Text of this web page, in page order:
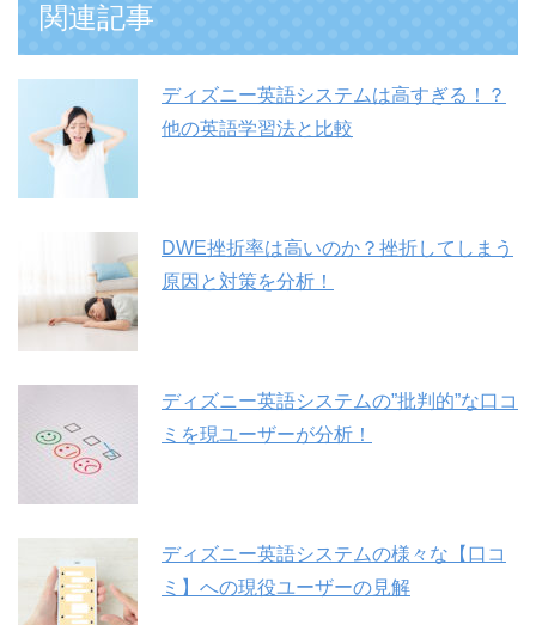
関連記事
ディズニー英語システムは高すぎる！？
他の英語学習法と比較
DWE挫折率は高いのか？挫折してしまう
原因と対策を分析！
ディズニー英語システムの”批判的”な口コ
ミを現ユーザーが分析！
ディズニー英語システムの様々な【口コ
ミ】への現役ユーザーの見解